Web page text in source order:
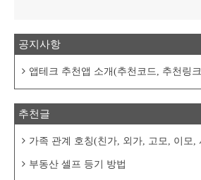
공지사항
앱테크 추천앱 소개(추천코드, 추천링
추천글
가족 관계 호칭(친가, 외가, 고모, 이모,
부동산 셀프 등기 방법